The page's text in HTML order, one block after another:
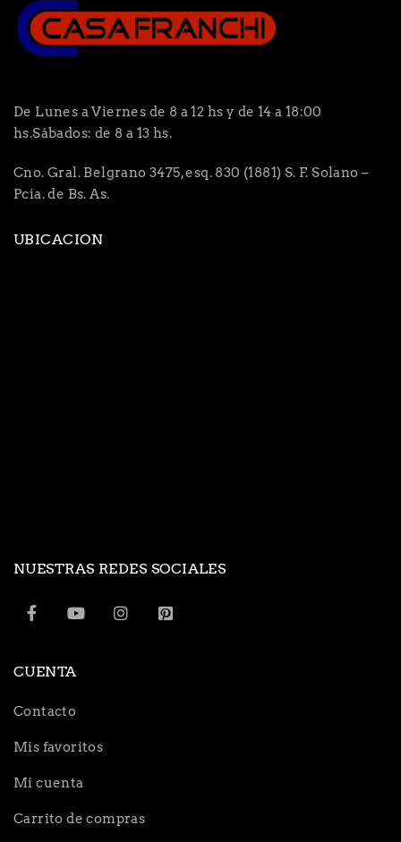
De Lunes a Viernes de 8 a 12 hs y de 14 a 18:00
hs.Sábados: de 8 a 13 hs.
Cno. Gral. Belgrano 3475, esq. 830 (1881) S. F. Solano –
Pcia. de Bs. As.
UBICACION
NUESTRAS REDES SOCIALES
CUENTA
Contacto
Mis favoritos
Mi cuenta
Carrito de compras